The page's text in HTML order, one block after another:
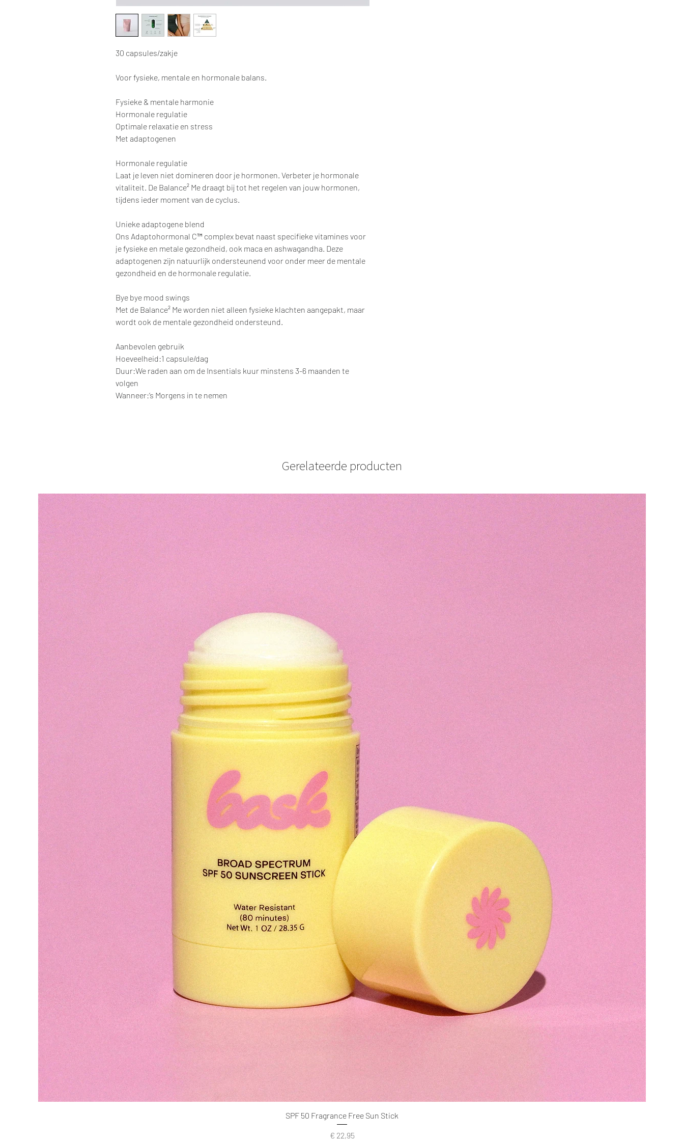
30 capsules/zakje
Voor fysieke, mentale en hormonale balans.
Fysieke & mentale harmonie
Hormonale regulatie
Optimale relaxatie en stress
Met adaptogenen
Hormonale regulatie
Laat je leven niet domineren door je hormonen. Verbeter je hormonale
vitaliteit. De Balance² Me draagt bij tot het regelen van jouw hormonen,
tijdens ieder moment van de cyclus.
Unieke adaptogene blend
Ons Adaptohormonal C™ complex bevat naast specifieke vitamines voor
je fysieke en metale gezondheid, ook maca en ashwagandha. Deze
adaptogenen zijn natuurlijk ondersteunend voor onder meer de mentale
gezondheid en de hormonale regulatie.
Bye bye mood swings
Met de Balance² Me worden niet alleen fysieke klachten aangepakt, maar
wordt ook de mentale gezondheid ondersteund.
Aanbevolen gebruik
Hoeveelheid:1 capsule/dag
Duur:We raden aan om de Insentials kuur minstens 3-6 maanden te
volgen
Wanneer:‘s Morgens in te nemen
Gerelateerde producten
SPF 50 Fragrance Free Sun Stick
Prijs
€ 22,95